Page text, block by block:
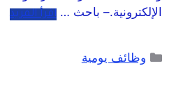
الإلكترونية.– باحث … اقرأ المزيد
وظائف يومية